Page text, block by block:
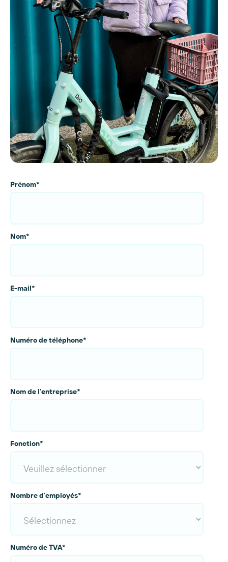
Prénom*
Nom*
E-mail*
Numéro de téléphone*
Nom de l'entreprise*
Fonction*
Nombre d'employés*
Numéro de TVA*